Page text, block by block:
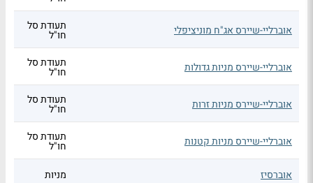
אוברליי-שיירס אג"ח מוניציפלי תעודת סל
חו"ל
אוברליי-שיירס מניות גדולות תעודת סל
חו"ל
אוברליי-שיירס מניות זרות תעודת סל
חו"ל
אוברליי-שיירס מניות קטנות תעודת סל
חו"ל
אוברסיז
מניות